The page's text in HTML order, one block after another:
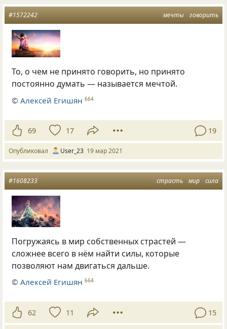
мечты говорить
#1572242
То, о чем не принято говорить, но принято
постоянно думать — называется мечтой.
©Алексей Егишян 664
69 17 19
Опубликовал User_23 19 мар 2021
страсть мир сила
#1608233
Погружаясь в мир собственных страстей —
сложнее всего в нём найти силы, которые
позволяют нам двигаться дальше.
©Алексей Егишян 664
62 11 15